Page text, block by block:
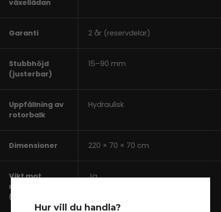
växellådan
Garanti 2 år (reservdelar)
Stubbhöjd
(justerbar)
15–90 mm
Uppfällning av
rotorbalk
Hydraulisk
Dimensioner 220 × 70 × 70 cm
Vikt mot
marken
(ställbart)
Ja
Hur vill du handla?